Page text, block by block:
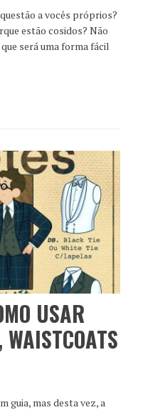
a vocês próprios?
estão cosidos? Não
será uma forma fácil
USAR
guia, mas desta vez, a